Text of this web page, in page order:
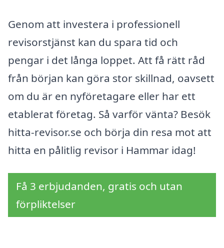
Genom att investera i professionell
revisorstjänst kan du spara tid och
pengar i det långa loppet. Att få rätt råd
från början kan göra stor skillnad, oavsett
om du är en nyföretagare eller har ett
etablerat företag. Så varför vänta? Besök
hitta-revisor.se och börja din resa mot att
hitta en pålitlig revisor i Hammar idag!
Få 3 erbjudanden, gratis och utan
förpliktelser